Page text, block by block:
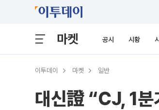
마켓 공시 시황
이투데이 마켓 일반
대신證 “CJ, 1분